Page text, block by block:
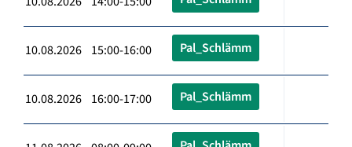
10.08.2026 15:00-16:00 Pal_Schlämm
10.08.2026 16:00-17:00 Pal_Schlämm